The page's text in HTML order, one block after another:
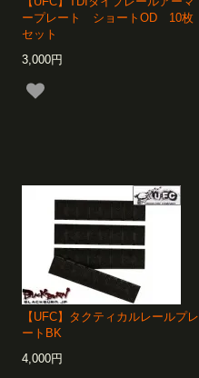
ープレート ショートOD 10枚
セット
3,000円
【UFC】タクティカルレールプレ
ートBK
4,000円